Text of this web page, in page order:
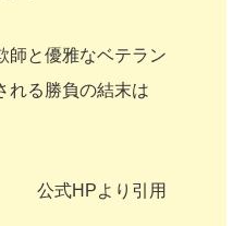
師と優雅なベテラン
れる勝負の結末は
公式HPより引用